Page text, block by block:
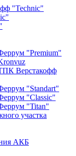
"Technic"
"Premium"
Верстакофф
"Standart"
"Classic"
"Titan"
участка
АКБ